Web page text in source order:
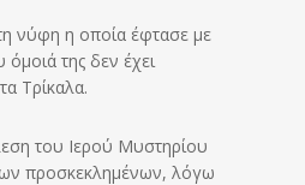
νύφη η οποία έφτασε με
της δεν έχει
Τρίκαλα.
του Ιερού Μυστηρίου
προσκεκλημένων, λόγω